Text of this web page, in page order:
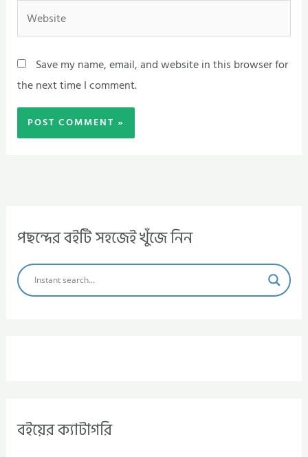
Website
Save my name, email, and website in this browser for
the next time I comment.
পছন্দের বইটি সহজেই খুঁজে নিন
বইয়ের ক্যাটাগরি